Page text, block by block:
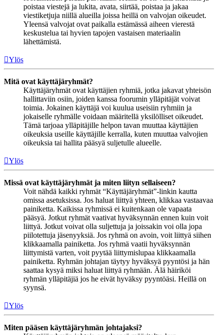
poistaa viestejä ja lukita, avata, siirtää, poistaa ja jakaa
viestiketjuja niillä alueilla joissa heillä on valvojan oikeudet.
Yleensä valvojat ovat paikalla estämässä aiheen vierestä
keskustelua tai hyvien tapojen vastaisen materiaalin
lähettämistä.
Ylös
Mitä ovat käyttäjäryhmät?
Käyttäjäryhmät ovat käyttäjien ryhmiä, jotka jakavat yhteisön
hallittaviin osiin, joiden kanssa foorumin ylläpitäjät voivat
toimia. Jokainen käyttäjä voi kuulua useisiin ryhmiin ja
jokaiselle ryhmälle voidaan määritellä yksilölliset oikeudet.
Tämä tarjoaa ylläpitäjille helpon tavan muuttaa käyttäjien
oikeuksia useille käyttäjille kerralla, kuten muuttaa valvojien
oikeuksia tai hallita pääsyä suljetulle alueelle.
Ylös
Missä ovat käyttäjäryhmät ja miten liityn sellaiseen?
Voit nähdä kaikki ryhmät “Käyttäjäryhmät”-linkin kautta
omissa asetuksissa. Jos haluat liittyä yhteen, klikkaa vastaavaa
painiketta. Kaikissa ryhmissä ei kuitenkaan ole vapaata
pääsyä. Jotkut ryhmät vaativat hyväksynnän ennen kuin voit
liittyä. Jotkut voivat olla suljettuja ja joissakin voi olla jopa
piilotettuja jäsenyyksiä. Jos ryhmä on avoin, voit liittyä siihen
klikkaamalla painiketta. Jos ryhmä vaatii hyväksynnän
liittymistä varten, voit pyytää liittymislupaa klikkaamalla
painiketta. Ryhmän johtajan täytyy hyväksyä pyyntösi ja hän
saattaa kysyä miksi haluat liittyä ryhmään. Älä häiriköi
ryhmän ylläpitäjiä jos he eivät hyväksy pyyntöäsi. Heillä on
syynsä.
Ylös
Miten pääsen käyttäjäryhmän johtajaksi?